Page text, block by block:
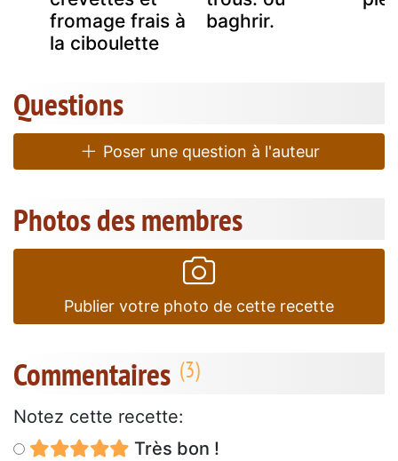
fromage frais à
la ciboulette
baghrir.
Questions
Poser une question à l'auteur
Photos des membres
Publier votre photo de cette recette
Commentaires
Notez cette recette:
Très bon !